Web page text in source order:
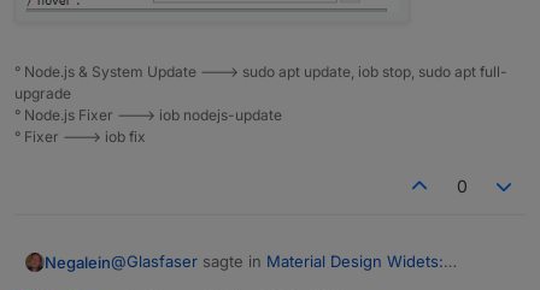
° Node.js & System Update ---> sudo apt update, iob stop, sudo apt full-
upgrade
° Node.js Fixer ---> iob nodejs-update
° Fixer ---> iob fix
0
Negalein@Glasfaser sagte in Material Design Widets: